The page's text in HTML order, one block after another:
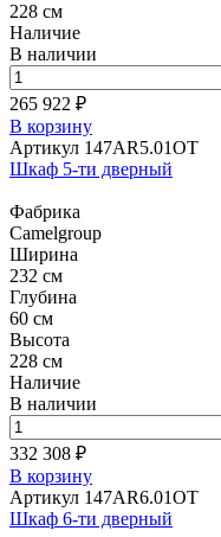
228 см
Наличие
В наличии
265 922 ₽
В корзину
Артикул 147AR5.01OT
Шкаф 5-ти дверный
Фабрика
Camelgroup
Ширина
232 см
Глубина
60 см
Высота
228 см
Наличие
В наличии
332 308 ₽
В корзину
Артикул 147AR6.01OT
Шкаф 6-ти дверный